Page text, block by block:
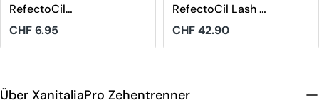
RefectoCil
Augenbrauen und
Wimpernfarbe
Regulärer
CHF 6.95
RefectoCil Lash &
Brow Booster
Regulärer
CHF 42.90
Über XanitaliaPro Zehentrenner